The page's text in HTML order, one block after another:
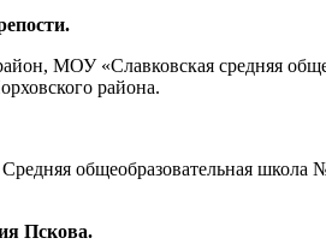
МОУ «Славковская средняя
района.
общеобразовательная школа
Пскова.